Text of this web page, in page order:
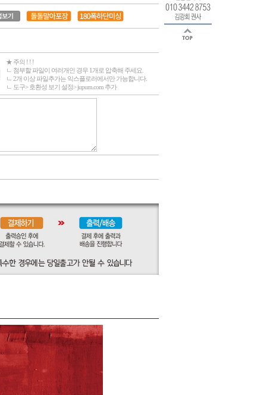
★ 주의 ! ! !
ㄴ 첨부할 파일이 여러개인 경우 1개로 압축해 주세요.
ㄴ 2개 이상 파일추가는 익스플로러에서만 가능합니다.
ㄴ 도구> 호환성 보기 설정> jupum.com 추가